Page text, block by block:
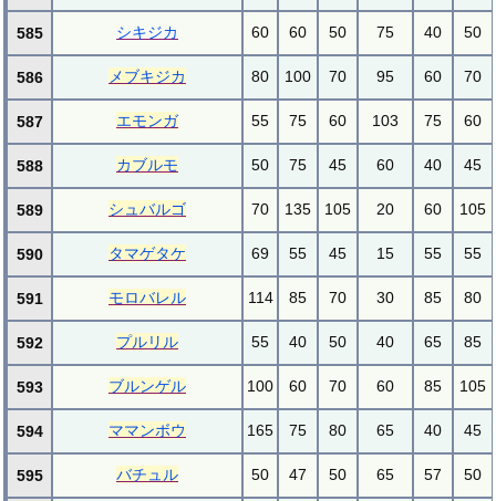
585 シキジカ 60 60 50 75 40 50
586 メブキジカ 80 100 70 95 60 70
587 エモンガ 55 75 60 103 75 60
588 カブルモ 50 75 45 60 40 45
589 シュバルゴ 70 135 105 20 60 105
590 タマゲタケ 69 55 45 15 55 55
591 モロバレル 114 85 70 30 85 80
592 プルリル 55 40 50 40 65 85
593 ブルンゲル 100 60 70 60 85 105
594 ママンボウ 165 75 80 65 40 45
595 バチュル 50 47 50 65 57 50